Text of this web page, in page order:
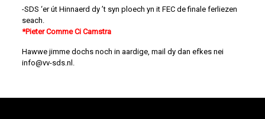
-SDS ‘er út Hinnaerd dy ’t syn ploech yn it FEC de finale ferliezen
seach.
*Pieter Comme Ci Camstra
Hawwe jimme dochs noch in aardige, mail dy dan efkes nei
info@vv-sds.nl.